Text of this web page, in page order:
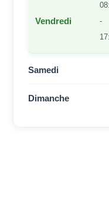
Vendredi
-
Samedi
Dimanche